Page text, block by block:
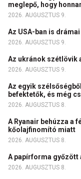
meglepő, hogy
2026. AUGUSZTUS 9.
Az USA-ban is
2026. AUGUSZTUS 9.
Az ukránok szétlövik
2026. AUGUSZTUS 9.
Az egyik
befektetők, és még
2026. AUGUSZTUS 8.
A Ryanair behúzza a
kőolajfinomító miatt
2026. AUGUSZTUS 8.
A papírforma győzött
2026. AUGUSZTUS 8.